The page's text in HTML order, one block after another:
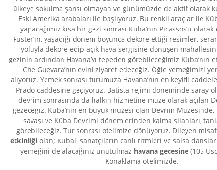
ülkeye sokulma şansı olmayan ve günümüzde de aktif olarak
Eski Amerika arabaları ile başlıyoruz. Bu renkli araçlar ile
yapacağımız kısa bir gezi sonrası Küba’nın Picassos’u
Fuster’in, yaşadığı dönem boyunca dekore ettiği resimler,
yoluyla dekore edip açık hava sergisine dönüşen
gezinin ardından Havana’yı tepeden görebileceğimiz Küba’nın
Che Guevara’nın evini ziyaret edeceğiz. Öğle yemeğimizi
alıyoruz. Yemek sonrası turumuza Havana’nın en keyifli
Prado caddesine geçiyoruz. Batista rejimi döneminde saray
devrim sonrasında da halkın hizmetine müze olarak açılan
gezeceğiz. Küba’nın en büyük müzesi olan Devrim Müzesinde,
savaşı ve Küba Devrimi dönemlerinden kalma silahları,
görebileceğiz. Tur sonrası otelimize dönüyoruz. Dileyen
etkinliğiolan; Kübalı sanatçıların canlı ritmleri ve salsa
yemeğini de alacağınız unutulmaz havana gecesine (105
Konaklama otelimizde.